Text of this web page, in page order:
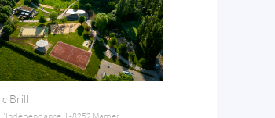
Brill